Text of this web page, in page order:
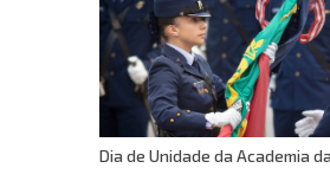
Dia de Unidade da Academia